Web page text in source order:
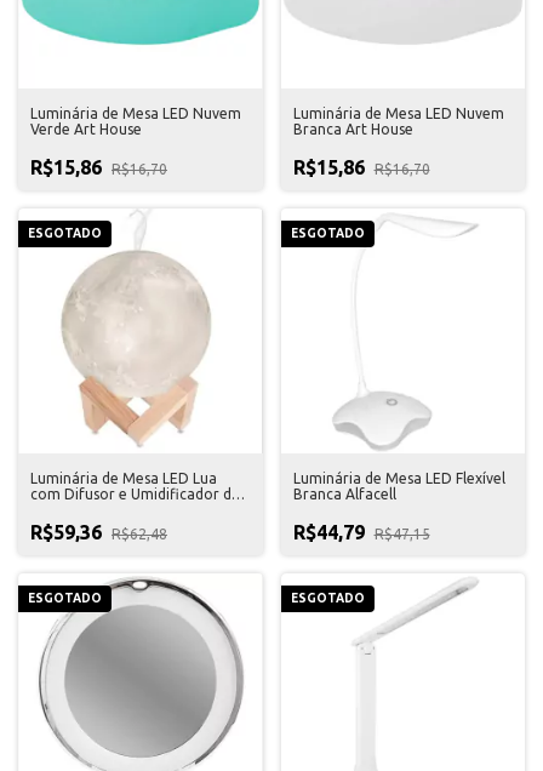
Luminária de Mesa LED Nuvem
Verde Art House
R$15,86 R$16,70
Luminária de Mesa LED Nuvem
Branca Art House
R$15,86 R$16,70
ESGOTADO
Luminária de Mesa LED Lua
com Difusor e Umidificador de
R$59,36 R$62,48
ESGOTADO
Luminária de Mesa LED Flexível
Branca Alfacell
R$44,79 R$47,15
ESGOTADO ESGOTADO